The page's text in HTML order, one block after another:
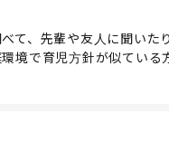
て、先輩や友人に聞いた
境で育児方針が似ている